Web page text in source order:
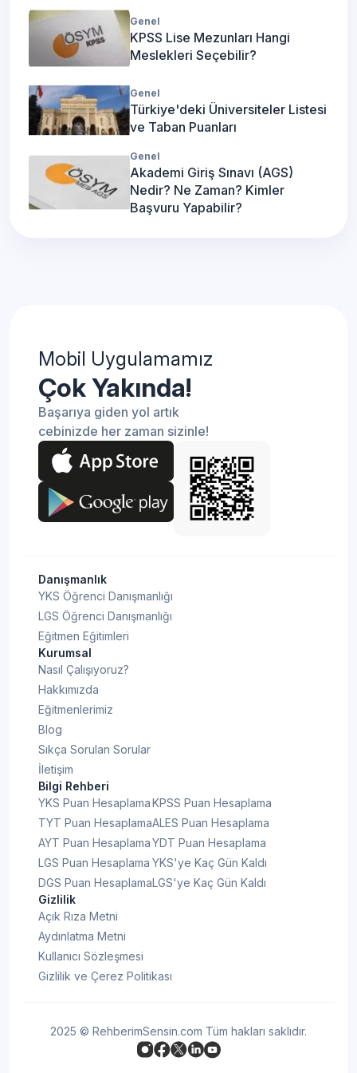
İzmir Liseleri Taban Puanları
Yüzdelik Dilimleri
Detaya Git
Kahramanmaraş Liseleri Taban
Puanları Yüzdelik Dilimleri
Detaya Git
Karabük Liseleri Taban
Puanları Yüzdelik Dilimleri
Detaya Git
Puanları Yüzdelik Dilimleri
Kayseri Liseleri Taban Puanları
Yüzdelik Dilimleri
Kırıkkale Liseleri Taban
Puanları Yüzdelik Dilimleri
Detaya Git
Kırşehir Liseleri Taban Puanları
Yüzdelik Dilimleri
Kilis Liseleri Taban Puanları
Yüzdelik Dilimleri
Kocaeli Liseleri Taban Puanları
Yüzdelik Dilimleri
Konya Liseleri Taban Puanları
Yüzdelik Dilimleri
Kütahya Liseleri Taban
Puanları Yüzdelik Dilimleri
Detaya Git
Malatya Liseleri Taban Puanları
Yüzdelik Dilimleri
Manisa Liseleri Taban Puanları
Yüzdelik Dilimleri
Yüzdelik Dilimleri
Detaya Git
Genel
KPSS Lise Mezunları Hangi
Meslekleri Seçebilir?
Genel
Türkiye'deki Üniversiteler Listesi
ve Taban Puanları
Genel
Akademi Giriş Sınavı (AGS)
Nedir? Ne Zaman? Kimler
Başvuru Yapabilir?
Mobil Uygulamamız
Çok Yakında!
Başarıya giden yol artık
cebinizde her zaman sizinle!
Danışmanlık
YKS Öğrenci Danışmanlığı
LGS Öğrenci Danışmanlığı
Eğitmen Eğitimleri
Kurumsal
Nasıl Çalışıyoruz?
Hakkımızda
Eğitmenlerimiz
Blog
Sıkça Sorulan Sorular
İletişim
Bilgi Rehberi
YKS Puan Hesaplama
TYT Puan Hesaplama
AYT Puan Hesaplama
LGS Puan Hesaplama
DGS Puan Hesaplama
KPSS Puan Hesaplama
ALES Puan Hesaplama
YDT Puan Hesaplama
YKS'ye Kaç Gün Kaldı
LGS'ye Kaç Gün Kaldı
Gizlilik
Açık Rıza Metni
Aydınlatma Metni
Kullanıcı Sözleşmesi
Gizlilik ve Çerez Politikası
2025 © RehberimSensin.com Tüm hakları saklıdır.